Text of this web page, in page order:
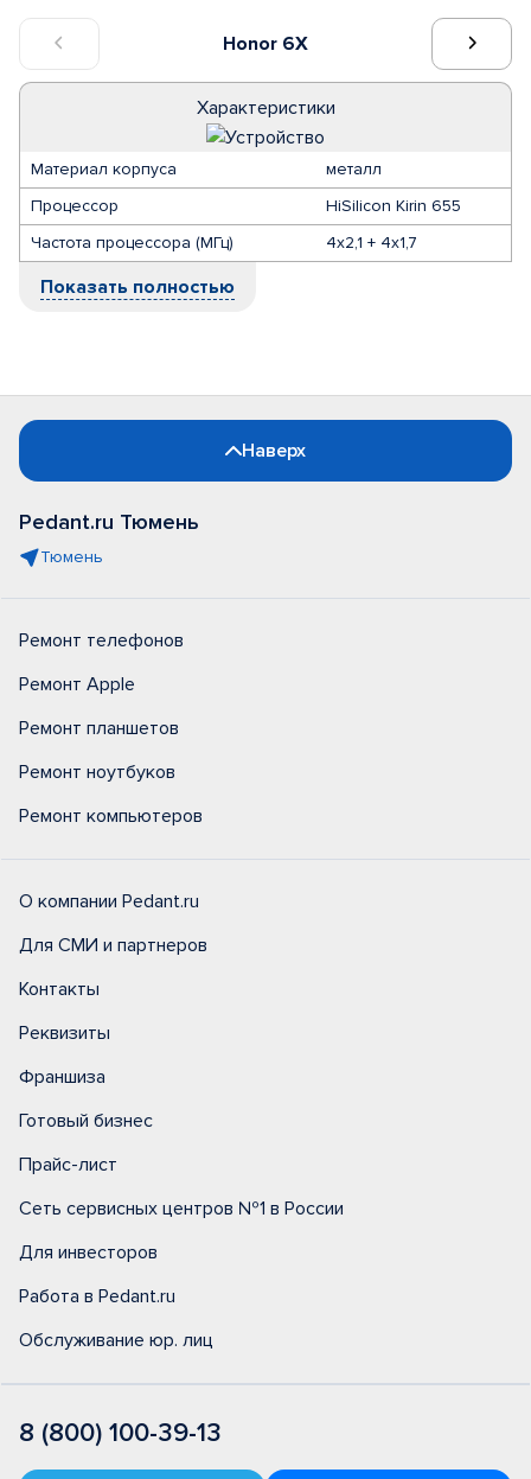
Honor 6X
Характеристики
Материал корпуса
металл
Процессор
HiSilicon Kirin 655
Частота процессора (МГц)
4х2,1 + 4х1,7
Показать полностью
Наверх
Pedant.ru Тюмень
Тюмень
Ремонт телефонов
Ремонт Apple
Ремонт планшетов
Ремонт ноутбуков
Ремонт компьютеров
О компании Pedant.ru
Для СМИ и партнеров
Контакты
Реквизиты
Франшиза
Готовый бизнес
Прайс-лист
Сеть сервисных центров №1 в России
Для инвесторов
Работа в Pedant.ru
Обслуживание юр. лиц
8 (800) 100-39-13